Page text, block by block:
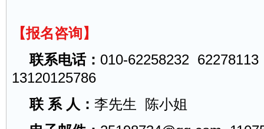
【报名咨询】
联系电话： 010-62258232
13120125786
联 系 人： 李先生 陈小姐